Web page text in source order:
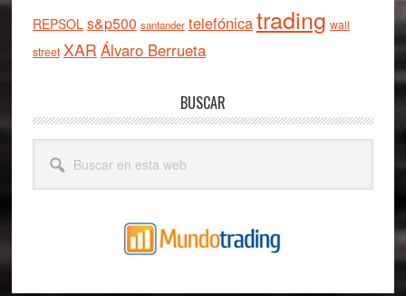
REPSOL s&p500 santander telefónicatrading wall
street XAR Álvaro Berrueta
BUSCAR
esta